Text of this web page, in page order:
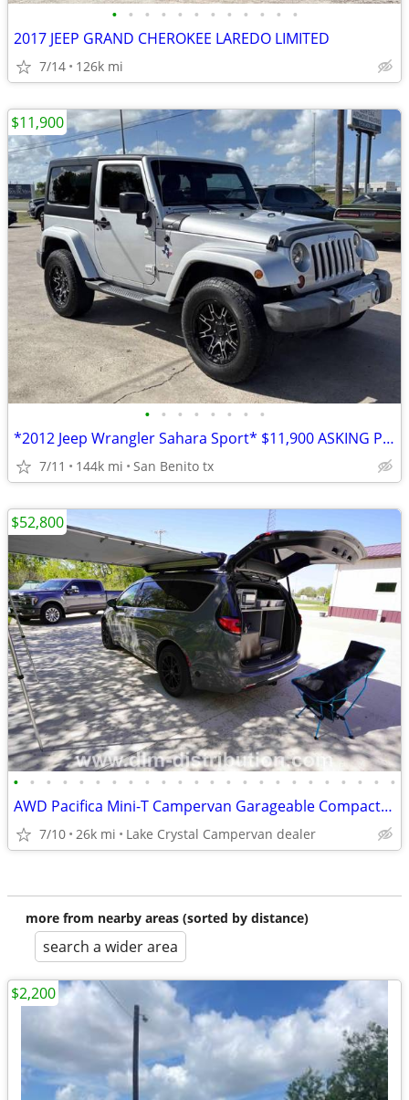
• • • • • • • • • • • •
2017 JEEP GRAND CHEROKEE LAREDO LIMITED
7/14 126k mi
• • • • • • • •
*2012 Jeep Wrangler Sahara Sport* $11,900 ASKING PRICE
7/11 144k mi San Benito tx
$11,900
• • • • • • • • • • • • • • • • • • • • • • • •
AWD Pacifica Mini-T Campervan Garageable Compact Class B RV
7/10 26k mi Lake Crystal Campervan dealer
$52,800
more from nearby areas (sorted by distance)
search a wider area
$2,200